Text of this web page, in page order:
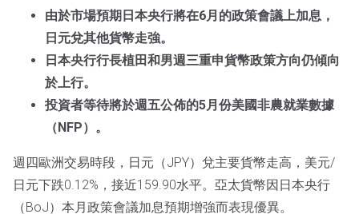
由於市場預期日本央行將在6月的政策會議上加息，
日元兌其他貨幣走強。
日本央行行長植田和男週三重申貨幣政策方向仍傾向
於上行。
投資者等待將於週五公佈的5月份美國非農就業數據
（NFP）。
週四歐洲交易時段，日元（JPY）兌主要貨幣走高，美元/
日元下跌0.12%，接近159.90水平。亞太貨幣因日本央行
（BoJ）本月政策會議加息預期增強而表現優異。